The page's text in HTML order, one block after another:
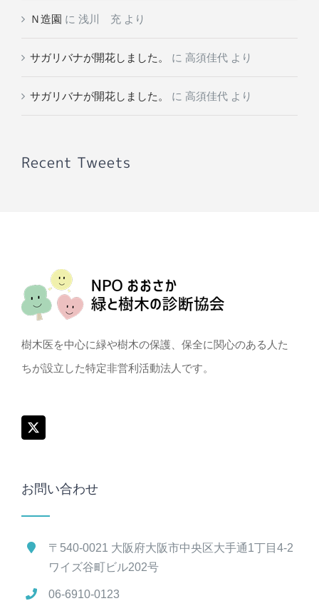
Ｎ造園 に 浅川 充 より
サガリバナが開花しました。 に 高須佳代 より
サガリバナが開花しました。 に 高須佳代 より
Recent Tweets
樹木医を中心に緑や樹木の保護、保全に関心のある人た
ちが設立した特定非営利活動法人です。
お問い合わせ
〒540-0021 大阪府大阪市中央区大手通1丁目4-2
ワイズ谷町ビル202号
06-6910-0123